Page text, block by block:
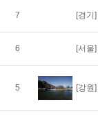
7 [경기]
6 [서울]
5 [강원]